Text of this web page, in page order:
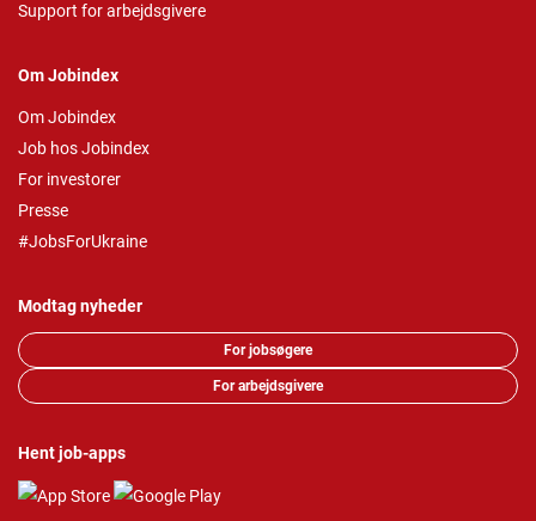
Support for arbejdsgivere
Om Jobindex
Om Jobindex
Job hos Jobindex
For investorer
Presse
#JobsForUkraine
Modtag nyheder
For jobsøgere
For arbejdsgivere
Hent job-apps